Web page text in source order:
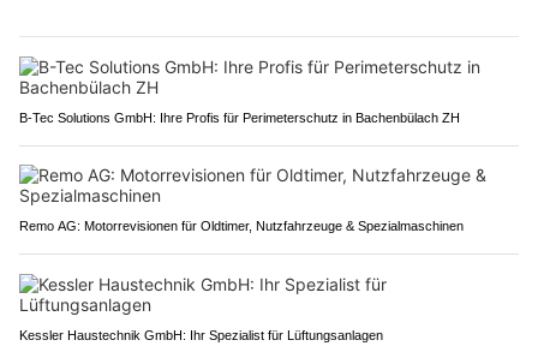
B-Tec Solutions GmbH: Ihre Profis für Perimeterschutz in Bachenbülach ZH
Remo AG: Motorrevisionen für Oldtimer, Nutzfahrzeuge & Spezialmaschinen
Kessler Haustechnik GmbH: Ihr Spezialist für Lüftungsanlagen